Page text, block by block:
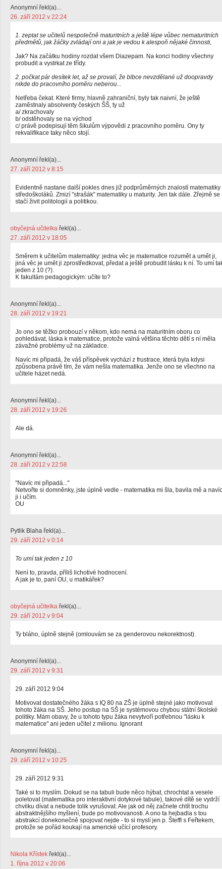
Anonymní řekl(a)...
26. září 2012 v 22:24
1. zeptat se učitelů nespolečně maturitních a ještě lépe vůbec nematuritních
předmětů, jak žáčky zvládají oni a jak je vedou k alespoň nějaké činnosti,
Jak? Na začátku hodiny rozdat všem Diazepam. Na konci hodiny všechny
probudit a vystrkat ze třídy.
2. počkat pár desítek let, až se provalí, že blbce nevzdělané už doopravdy
nikde do pracovního poměru neberou...
Netřeba čekat. Které firmy, hlavně zahraniční, byly tak naivní, že ještě
zaměstnaly absolventy českých ŠŠ, ty už
a/ zkrachovaly
b/ odstěhovaly se na východ
c/ právě podepisují těm šikulům výpovědi z pracovního poměru. Ony ty
rekvalifikace taky něco stojí.
Anonymní řekl(a)...
27. září 2012 v 8:15
Evidentně nastane další pokles dnes již podprůměrných znalostí matematiky
středoškoláků. Zmizí "strašák" matematiky u maturity. Jen tak dále. Zřejmě se
stačí živit politologií a politikou.
obyčejná učitelka řekl(a)...
27. září 2012 v 18:05
Směrem k učitelům matematiky: jedna věc je matematice rozumět a umět ji,
jiná věc je umět ji zprostředkovat, předat a ještě probudit lásku k ní. To umí
jeden z 10 (?).
K fakultám pedagogickým: učíte to?
Anonymní řekl(a)...
28. září 2012 v 19:21
Jo ono se těžko probouzí v někom, kdo nemá na maturitním oboru co
pohledávat, láska k matematice, protože valná většina těchto dětí s ní měla
závažné problémy už na základce.
Navíc mi připadá, že váš příspěvek vychází z frustrace, která byla kdysi
způsobena právě tím, že vám nešla matematika. Jenže ono se všechno na
učitele házet nedá.
Anonymní řekl(a)...
28. září 2012 v 19:26
Ale dá.
Anonymní řekl(a)...
28. září 2012 v 22:58
"Navíc mi připadá..."
Netvořte si domněnky, jste úplně vedle - matematika mi šla, bavila mě a navíc
ji i učím.
OU
Pytlik Blaha řekl(a)...
29. září 2012 v 0:14
To umí tak jeden z 10
Není to, pravda, příliš lichotivé hodnocení.
A jak je to, paní OU, u matikářek?
obyčejná učitelka řekl(a)...
29. září 2012 v 9:04
Ty bláho, úplně stejně (omlouvám se za genderovou nekorektnost).
Anonymní řekl(a)...
29. září 2012 v 9:31
29. září 2012 9:04
Motivovat dostatečného žáka s IQ 80 na ZŠ je úplně stejné jako motivovat
tohoto žáka na SŠ. Jeho postup na SŠ je systémovou chybou státní školské
politiky. Mám obavy, že u tohoto typu žáka nevytvoří potřebnou "lásku k
matematice" ani jeden učitel z milionu. Ignorant
Anonymní řekl(a)...
29. září 2012 v 10:25
29. září 2012 9:31
Také si to myslím. Dokud se na tabuli bude něco hýbat, chrochtat a vesele
poletovat (matematika pro interaktivní dotykové tabule), takové dítě se vydrží
chvilku dívat a nebude tolik vyrušovat. Ale jak od něj začnete chtít trochu
abstraktnějšího myšlení, bude po motivovanosti. A ono ta hejbadla s tou
abstrakcí donekonečně spojovat nejde - to si myslí jen p. Šteffl s Feřtekem,
protože se pořád koukají na americké učící profesory.
Nikola Křístek řekl(a)...
1. října 2012 v 20:06